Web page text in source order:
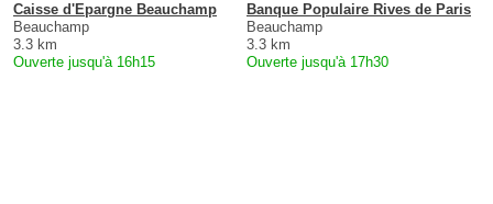
Caisse d'Epargne Beauchamp
Beauchamp
3.3 km
Ouverte jusqu'à 16h15
Banque Populaire Rives de Paris
Beauchamp
3.3 km
Ouverte jusqu'à 17h30